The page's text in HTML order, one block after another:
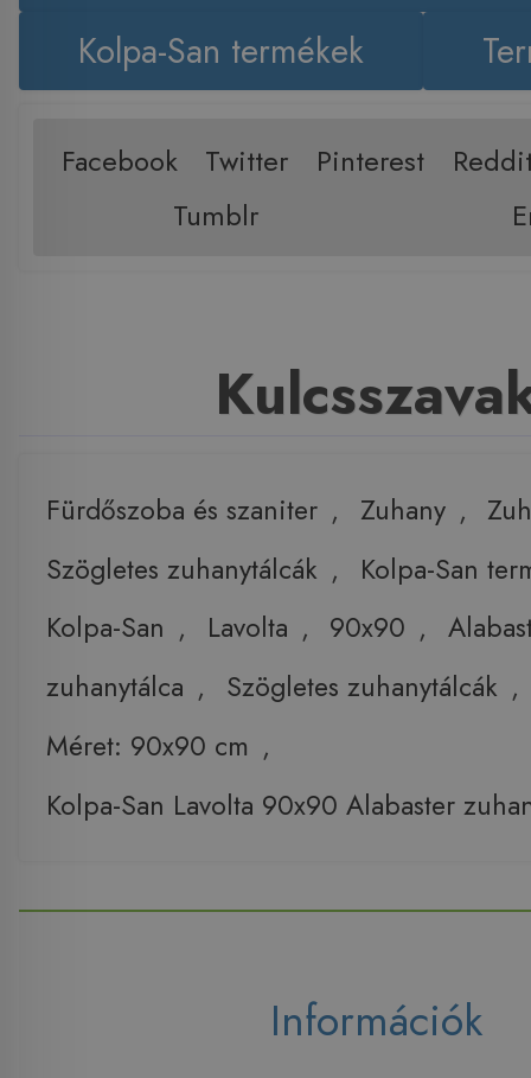
Kolpa-San termékek
Facebook Twitter Pinterest
Tumblr
Fürdőszoba és szaniter , Zuhany ,
Szögletes zuhanytálcák ,
Kolpa-San
Kolpa-San , Lavolta , 90x90 ,
zuhanytálca , Szögletes zuhanytálcák ,
Méret: 90x90 cm ,
Kolpa-San Lavolta 90x90 Alabaster
Információk